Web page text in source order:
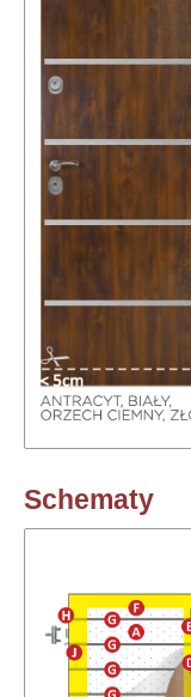
Schematy